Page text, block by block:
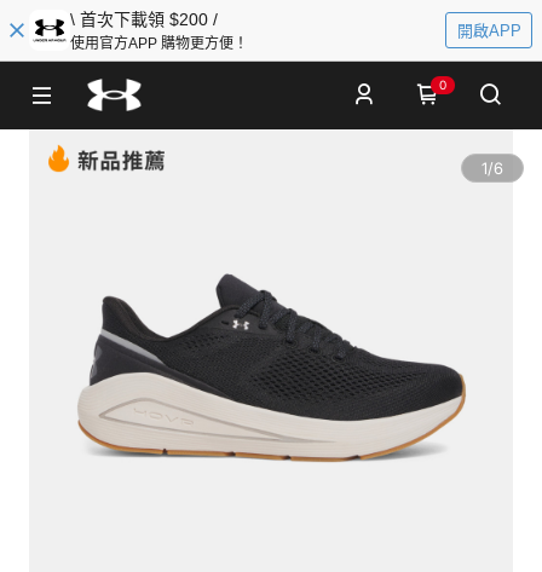
\ 首次下載領 $200 /
使用官方APP 購物更方便！
開啟APP
0
1/6